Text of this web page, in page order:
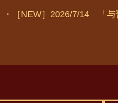
・［NEW］2026/7/14 「与